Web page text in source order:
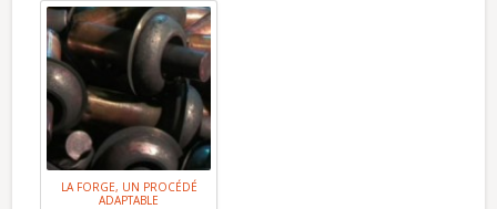
LA FORGE, UN PROCÉDÉ
ADAPTABLE